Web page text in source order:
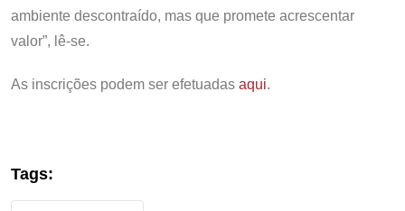
ambiente descontraído, mas que promete acrescentar
valor”, lê-se.
As inscrições podem ser efetuadas aqui.
Tags: